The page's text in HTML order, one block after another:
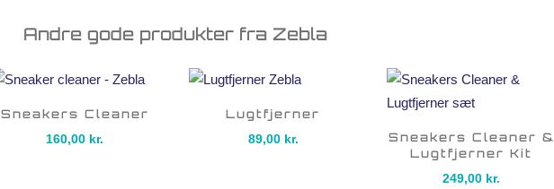
Andre gode produkter fra Zebla
Sneakers Cleaner
160,00 kr.
Lugtfjerner
89,00 kr.
Sneakers Cleaner &
Lugtfjerner Kit
249,00 kr.